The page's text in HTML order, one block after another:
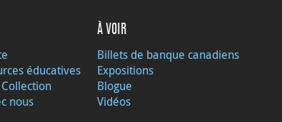
éducatives
nous
À VOIR
Billets de banque canadiens
Expositions
Blogue
Vidéos